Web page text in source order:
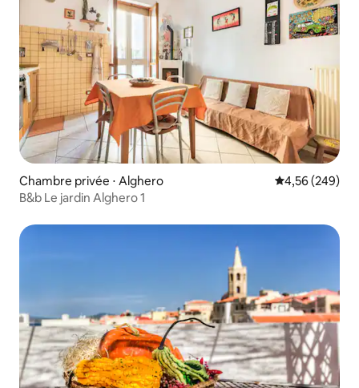
Chambre privée ⋅ Alghero Évaluation
4,56 (249)
B&b Le jardin Alghero 1